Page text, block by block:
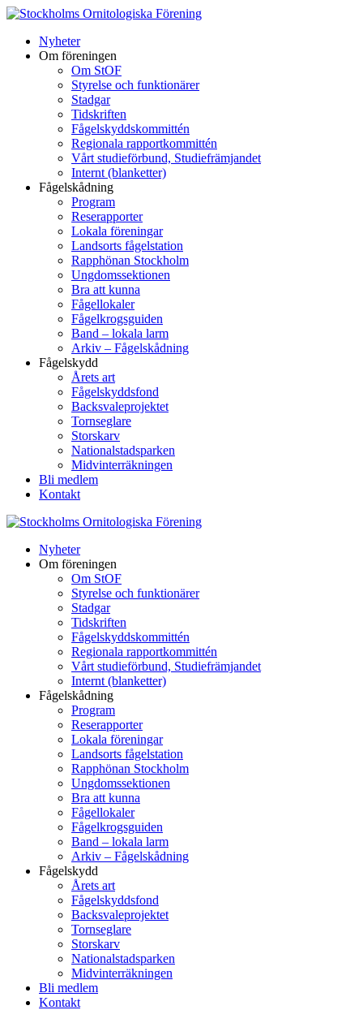
Hoppa
innehållNyheter
Om föreningen
Om StOF
Styrelse och funktionärer
Stadgar
Tidskriften
Fågelskyddskommittén
Regionala rapportkommittén
Vårt studieförbund, Studiefrämjandet
Internt (blanketter)
Fågelskådning
Program
Reserapporter
Lokala föreningar
Landsorts fågelstation
Rapphönan Stockholm
Ungdomssektionen
Bra att kunna
Fågellokaler
Fågelkrogsguiden
Band – lokala larm
Arkiv – Fågelskådning
Fågelskydd
Årets art
Fågelskyddsfond
Backsvaleprojektet
Tornseglare
Storskarv
Nationalstadsparken
Midvinterräkningen
Bli medlem
Kontakt
Nyheter
Om föreningen
Om StOF
Styrelse och funktionärer
Stadgar
Tidskriften
Fågelskyddskommittén
Regionala rapportkommittén
Vårt studieförbund, Studiefrämjandet
Internt (blanketter)
Fågelskådning
Program
Reserapporter
Lokala föreningar
Landsorts fågelstation
Rapphönan Stockholm
Ungdomssektionen
Bra att kunna
Fågellokaler
Fågelkrogsguiden
Band – lokala larm
Arkiv – Fågelskådning
Fågelskydd
Årets art
Fågelskyddsfond
Backsvaleprojektet
Tornseglare
Storskarv
Nationalstadsparken
Midvinterräkningen
Bli medlem
Kontakt